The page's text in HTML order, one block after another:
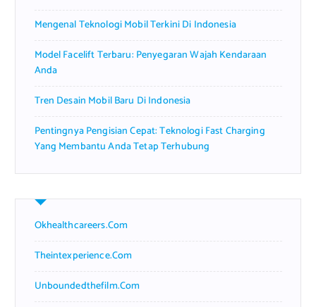
Mengenal Teknologi Mobil Terkini Di Indonesia
Model Facelift Terbaru: Penyegaran Wajah Kendaraan
Anda
Tren Desain Mobil Baru Di Indonesia
Pentingnya Pengisian Cepat: Teknologi Fast Charging
Yang Membantu Anda Tetap Terhubung
Okhealthcareers.com
Theintexperience.com
Unboundedthefilm.com